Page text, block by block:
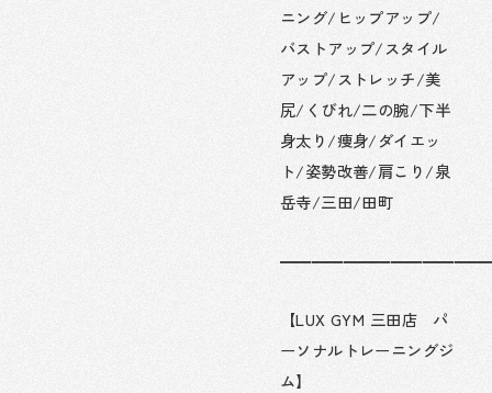
ニング/ヒップアップ/
バストアップ/スタイル
アップ/ストレッチ/美
尻/くびれ/二の腕/下半
身太り/痩身/ダイエッ
ト/姿勢改善/肩こり/泉
岳寺/三田/田町
【LUX GYM 三田店 パ
ーソナルトレーニングジ
ム】